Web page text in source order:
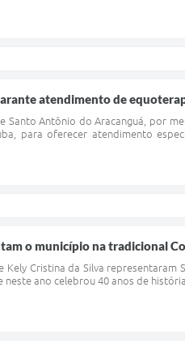
atendimento de
Santo Antônio do Aracanguá, por
para oferecer atendimento
o município na tradicional
Kely Cristina da Silva
ano celebrou 40 anos de